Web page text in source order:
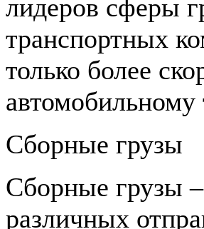
лидеров сферы
транспортных
только более
автомобильному
Сборные грузы
Сборные грузы
различных